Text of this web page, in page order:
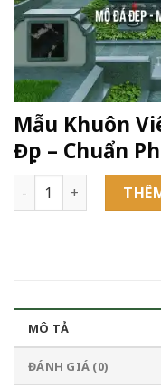
Mẫu Khuôn
Đẹp – Chuẩn
Mẫu Khuôn Viên
MÔ TẢ
ĐÁNH GIÁ (0)